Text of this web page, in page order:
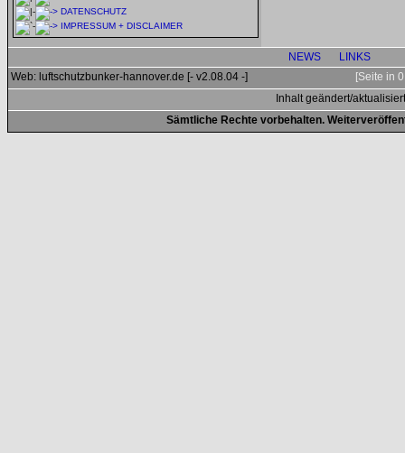
DATENSCHUTZ
IMPRESSUM + DISCLAIMER
NEWS
LINKS
Web: luftschutzbunker-hannover.de [- v2.08.04 -]
[Seite in
Inhalt geändert/
Sämtliche Rechte vorbehalten.